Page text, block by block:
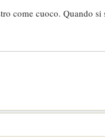
come cuoco. Quando